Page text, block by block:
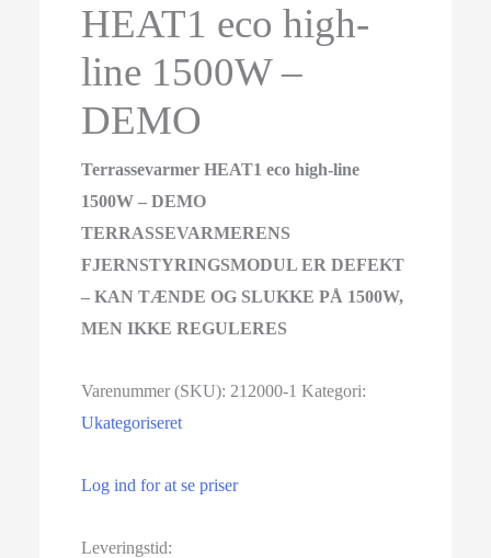
HEAT1 eco high-
line 1500W –
DEMO
Terrassevarmer HEAT1 eco high-line
1500W – DEMO
TERRASSEVARMERENS
FJERNSTYRINGSMODUL ER DEFEKT
– KAN TÆNDE OG SLUKKE PÅ 1500W,
MEN IKKE REGULERES
Varenummer (SKU): 212000-1 Kategori:
Ukategoriseret
Log ind for at se priser
Leveringstid: